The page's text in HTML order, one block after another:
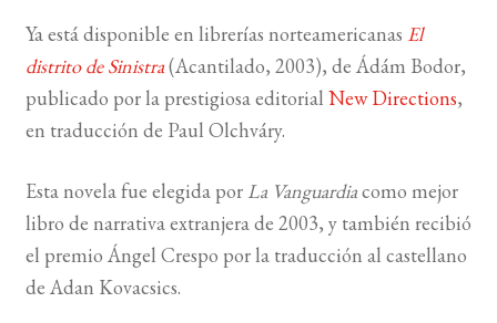
LA EDITORIAL
el
FOREIGN RIGHTS
MI CUENTA
Ya está disponible en librerías norteamericanas El
distrito de Sinistra(Acantilado, 2003), de Ádám Bodor,
publicado por la prestigiosa editorial New Directions,
en traducción de Paul Olchváry.
Esta novela fue elegida por La Vanguardiacomo mejor
libro de narrativa extranjera de 2003, y también recibió
el premio Ángel Crespo por la traducción al castellano
de Adan Kovacsics.